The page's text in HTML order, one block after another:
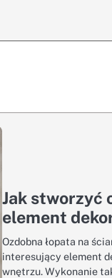
Jak stworzyć
element
Ozdobna łopata na
interesujący element
wnętrzu. Wykonanie